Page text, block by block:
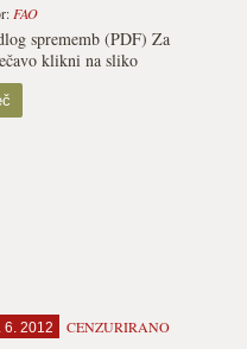
FAO
sprememb (PDF) Za
klikni na sliko
6. 2012 CENZURIRANO